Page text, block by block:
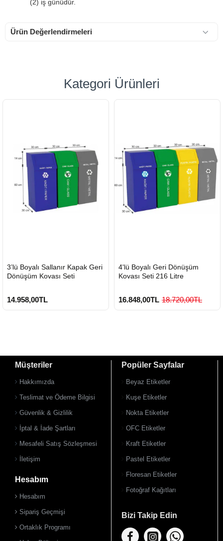
(2) iş günüdür.
Ürün Değerlendirmeleri
Kategori Ürünleri
HIZLI
GÖNDERİ
3’lü Boyalı Sallanır Kapak Geri
Dönüşüm Kovası Seti
14.958,00TL
HIZLI
GÖNDERİ
4'lü Boyalı Geri Dönüşüm
Kovası Seti 216 Litre
16.848,00TL 18.720,00TL
Müşteriler
Hakkımızda
Teslimat ve Ödeme Bilgisi
Güvenlik & Gizlilik
İptal & İade Şartları
Mesafeli Satış Sözleşmesi
İletişim
Hesabım
Hesabım
Sipariş Geçmişi
Ortaklık Programı
Popüler Sayfalar
Beyaz Etiketler
Kuşe Etiketler
Nokta Etiketler
OFC Etiketler
Kraft Etiketler
Pastel Etiketler
Floresan Etiketler
Fotoğraf Kağıtları
Bizi Takip Edin